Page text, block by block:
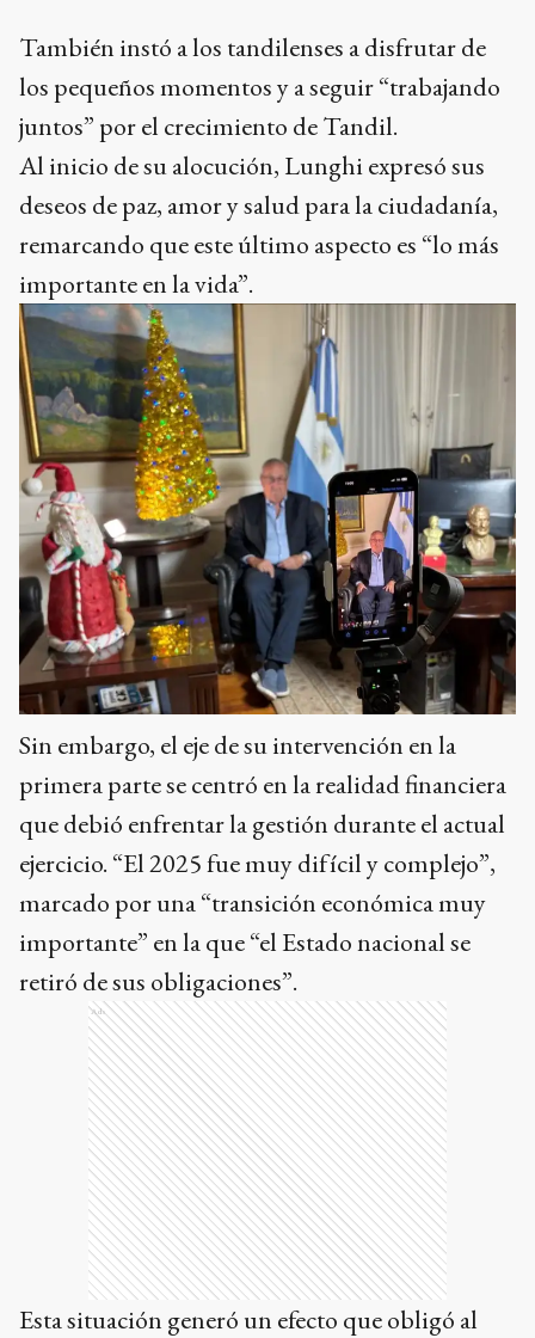
También instó a los tandilenses a disfrutar de
los pequeños momentos y a seguir “trabajando
juntos” por el crecimiento de Tandil.
Al inicio de su alocución, Lunghi expresó sus
deseos de paz, amor y salud para la ciudadanía,
remarcando que este último aspecto es “lo más
importante en la vida”.
Sin embargo, el eje de su intervención en la
primera parte se centró en la realidad financiera
que debió enfrentar la gestión durante el actual
ejercicio. “El 2025 fue muy difícil y complejo”,
marcado por una “transición económica muy
importante” en la que “el Estado nacional se
retiró de sus obligaciones”.
Ads
Esta situación generó un efecto que obligó al